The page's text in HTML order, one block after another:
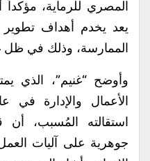
المصري للرماية،
يعد يخدم أهداف تطوير
الممارسة، وذلك في ظل
​وأوضح “غنيم”، الذي
الأعمال والإدارة
استقالته المُسبب،
جوهرية على آليات